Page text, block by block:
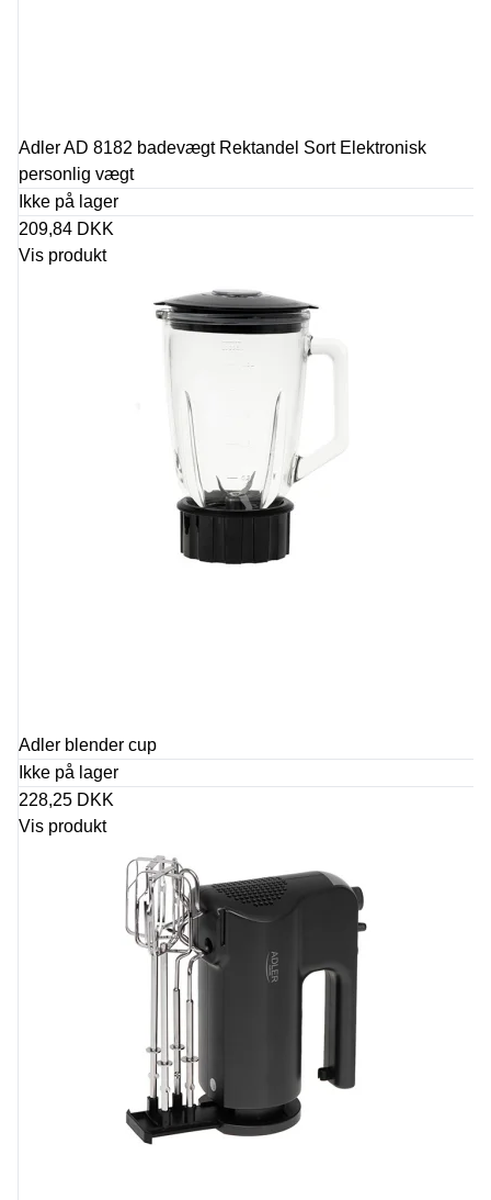
Adler AD 8182 badevægt Rektandel Sort Elektronisk
personlig vægt
Ikke på lager
209,84 DKK
Vis produkt
Adler blender cup
Ikke på lager
228,25 DKK
Vis produkt